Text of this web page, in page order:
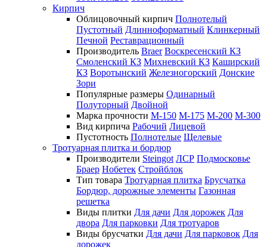
Кирпич
Облицовочный кирпич Полнотелый
Пустотный Длинноформатный Клинкерный
Печной Реставрационный
Производитель Braer Воскресенский КЗ
Смоленский КЗ Михневский КЗ Каширский
КЗ Воротынский Железногорский Донские
Зори
Популярные размеры Одинарный
Полуторный Двойной
Марка прочности М-150 М-175 М-200 М-300
Вид кирпича Рабочий Лицевой
Пустотность Полнотелые Щелевые
Тротуарная плитка и бордюр
Производители Steingot ЛСР Подмосковье
Браер Нобетек Стройблок
Тип товара Тротуарная плитка Брусчатка
Бордюр, дорожные элементы Газонная
решетка
Виды плитки Для дачи Для дорожек Для
двора Для парковки Для тротуаров
Виды брусчатки Для дачи Для парковок Для
дорожек